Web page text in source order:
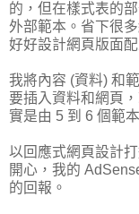
的，但在樣式表的
外部範本。省下很
好好設計網頁版面
我將內容 (資料) 和
要插入資料和網頁
實是由 5 到 6 個範
以回應式網頁設計
開心，我的
的回報。